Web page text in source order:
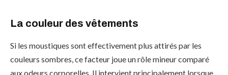
La couleur des vêtements
Si les moustiques sont effectivement plus attirés par les
couleurs sombres, ce facteur joue un rôle mineur comparé
aux odeurs corporelles. Il intervient principalement lorsque